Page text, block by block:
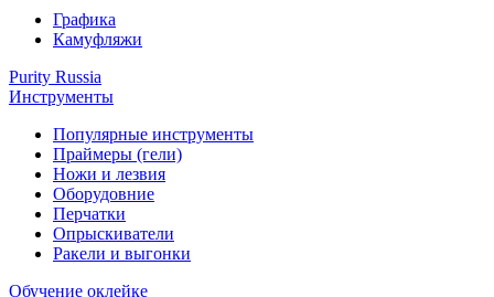
Графика
Камуфляжи
Purity Russia
Инструменты
Популярные инструменты
Праймеры (гели)
Ножи и лезвия
Оборудовние
Перчатки
Опрыскиватели
Ракели и выгонки
Обучение оклейке